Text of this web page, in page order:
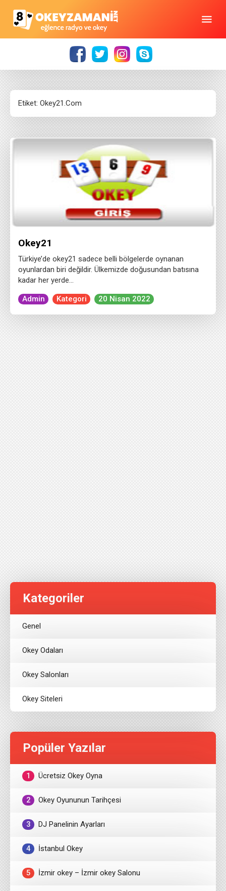
Etiket: Okey21.Com
Okey21
Türkiye’de okey21 sadece belli bölgelerde oynanan
oyunlardan biri değildir. Ülkemizde doğusundan batısına
kadar her yerde…
Admin Kategori 20 Nisan 2022
Kategoriler
Genel
Okey Odaları
Okey Salonları
Okey Siteleri
Popüler Yazılar
1 Ücretsiz Okey Oyna
2 Okey Oyununun Tarihçesi
3 DJ Panelinin Ayarları
4 İstanbul Okey
5 İzmir okey – İzmir okey Salonu